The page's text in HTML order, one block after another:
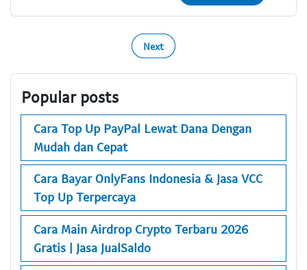
Next
Popular posts
Cara Top Up PayPal Lewat Dana Dengan
Mudah dan Cepat
Cara Bayar OnlyFans Indonesia & Jasa VCC
Top Up Terpercaya
Cara Main Airdrop Crypto Terbaru 2026
Gratis | Jasa JualSaldo